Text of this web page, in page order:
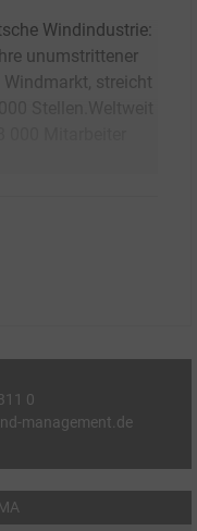
Windindustrie:
unumstrittener
streicht
0
management.de